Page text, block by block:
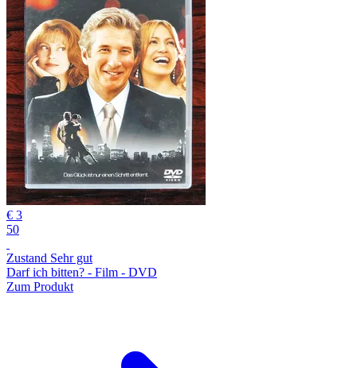
€ 3
50
Zustand Sehr gut
Darf ich bitten? - Film - DVD
Zum Produkt